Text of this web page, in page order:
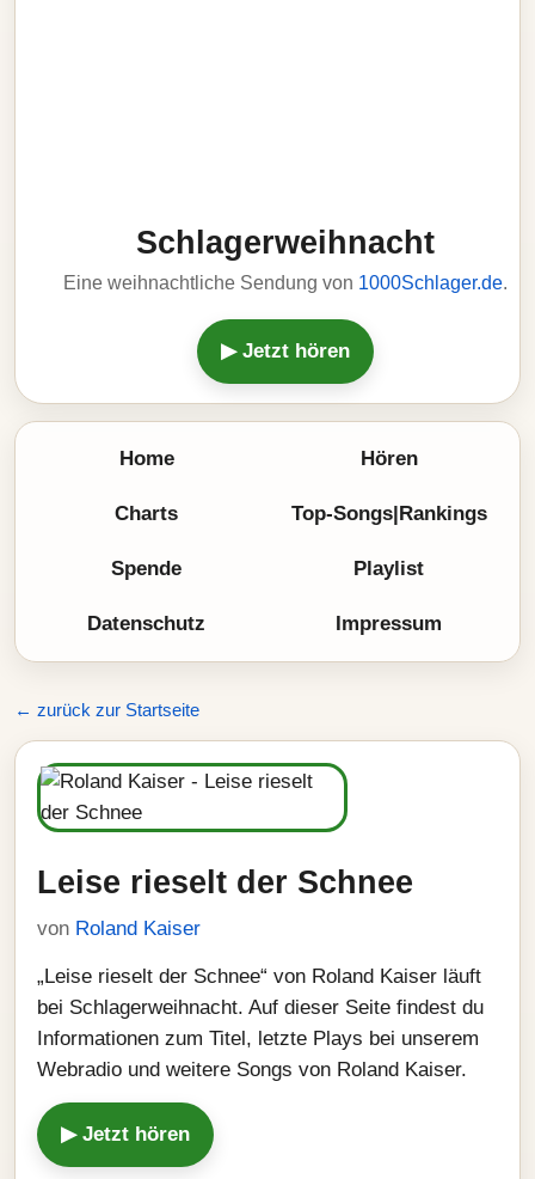
Schlagerweihnacht
Eine weihnachtliche Sendung von 1000Schlager.de.
▶ Jetzt hören
Home Hören
Charts Top-Songs|Rankings
Spende Playlist
Datenschutz Impressum
← zurück zur Startseite
Leise rieselt der Schnee
von Roland Kaiser
„Leise rieselt der Schnee“ von Roland Kaiser läuft
bei Schlagerweihnacht. Auf dieser Seite findest du
Informationen zum Titel, letzte Plays bei unserem
Webradio und weitere Songs von Roland Kaiser.
▶ Jetzt hören